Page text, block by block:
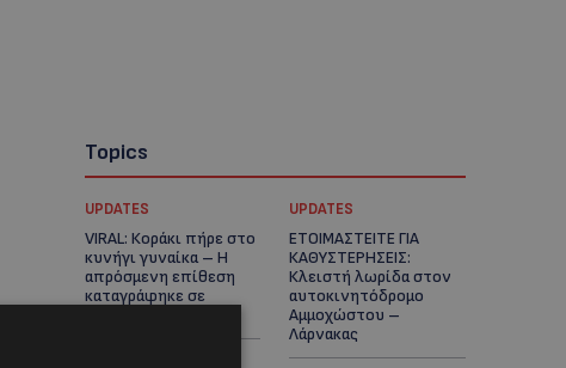
Topics
UPDATES
VIRAL: Κοράκι πήρε στο
κυνήγι γυναίκα – Η
απρόσμενη επίθεση
καταγράφηκε σε
UPDATES
ΕΤΟΙΜΑΣΤΕΙΤΕ ΓΙΑ
ΚΑΘΥΣΤΕΡΗΣΕΙΣ:
Κλειστή λωρίδα στον
αυτοκινητόδρομο
Αμμοχώστου –
Λάρνακας